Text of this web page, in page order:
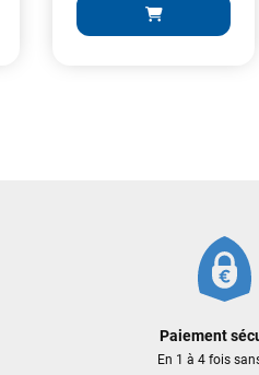
Paiement
En 1 à 4 fois
dans un
recommande
Maronui
été rapide.